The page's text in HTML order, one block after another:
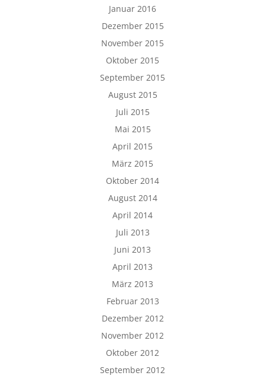
Januar 2016
Dezember 2015
November 2015
Oktober 2015
September 2015
August 2015
Juli 2015
Mai 2015
April 2015
März 2015
Oktober 2014
August 2014
April 2014
Juli 2013
Juni 2013
April 2013
März 2013
Februar 2013
Dezember 2012
November 2012
Oktober 2012
September 2012